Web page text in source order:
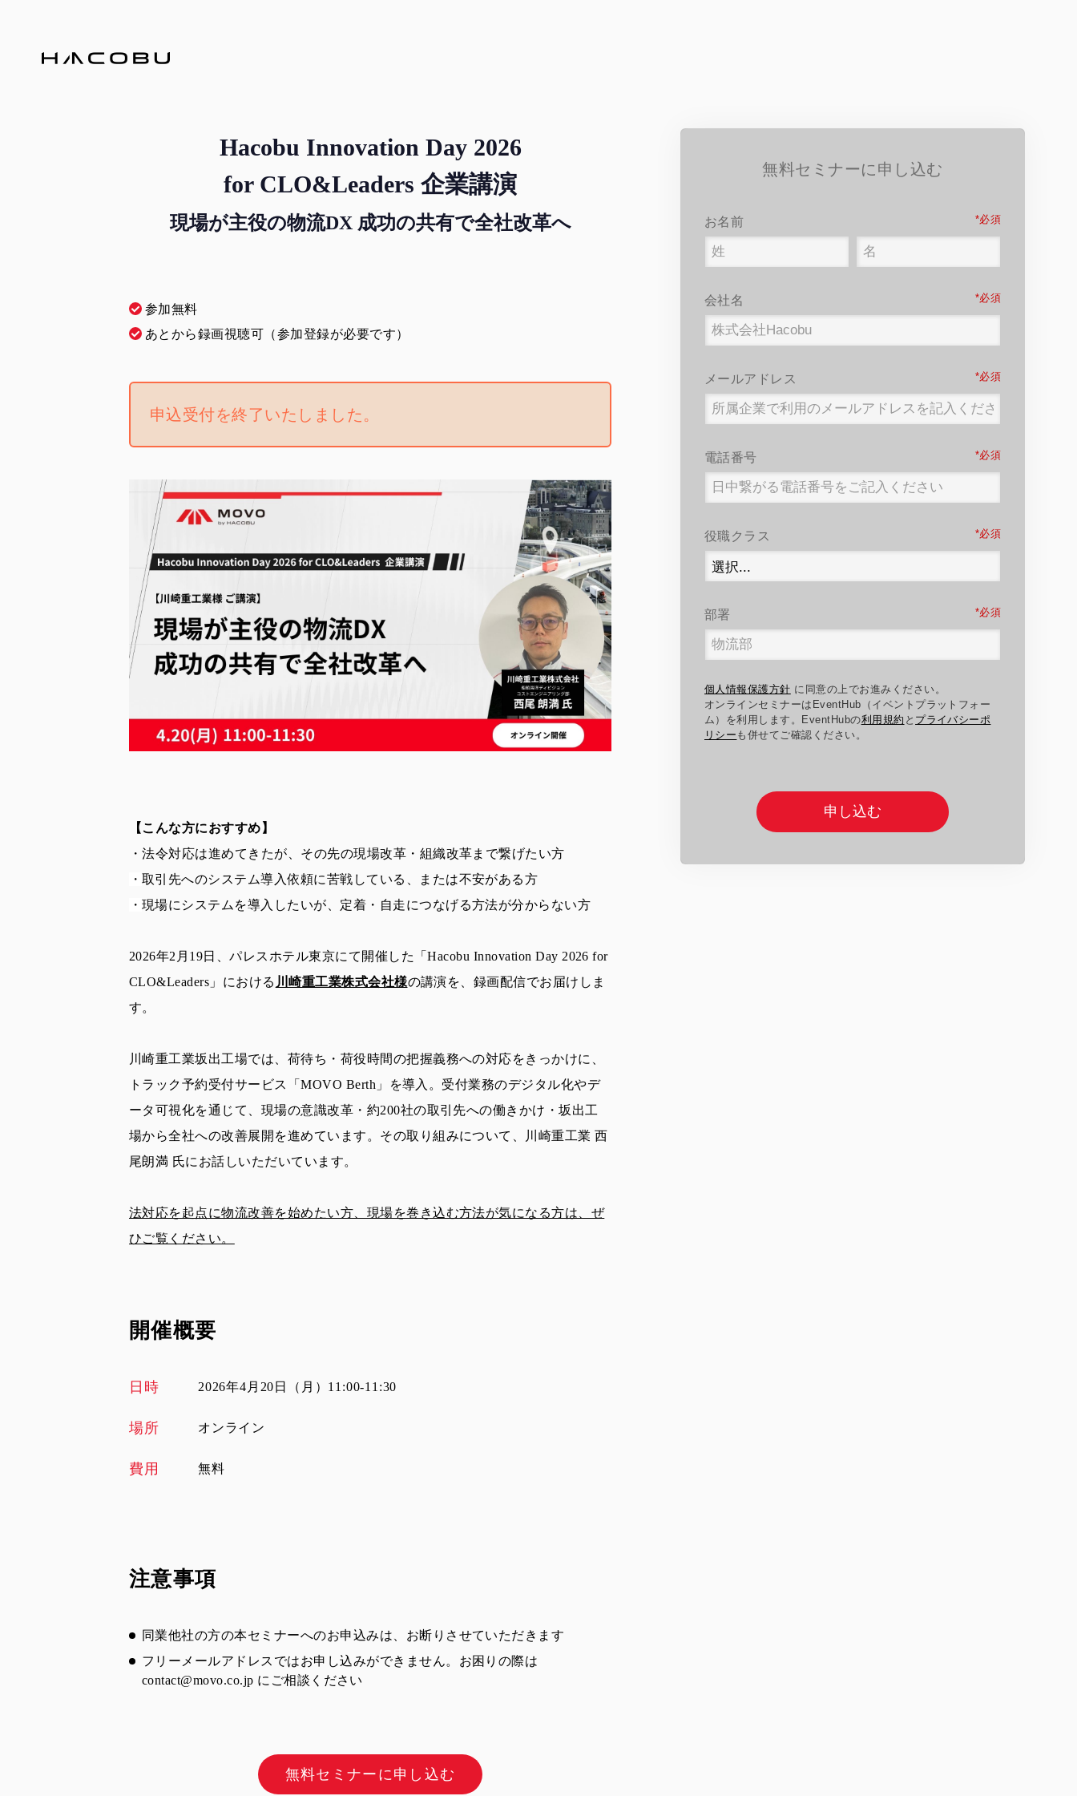
Hacobu Innovation Day 2026
for CLO&Leaders 企業講演
現場が主役の物流DX 成功の共有で全社改革へ
参加無料
あとから録画視聴可（参加登録が必要です）
申込受付を終了いたしました。
【こんな方におすすめ】
・法令対応は進めてきたが、その先の現場改革・組織改革まで繋げたい方
・ 取引先へのシステム導入依頼に苦戦している、または不安がある方
・ 現場にシステムを導入したいが、定着・自走につなげる方法が分からない方
2026年2月19日、パレスホテル東京にて開催した「Hacobu Innovation Day 2026 for
CLO&Leaders」における 川崎重工業株式会社様の講演を、録画配信でお届けしま
す。
川崎重工業坂出工場では、荷待ち・荷役時間の把握義務への対応をきっかけに、
トラック予約受付サービス「MOVO Berth」を導入。受付業務のデジタル化やデ
ータ可視化を通じて、現場の意識改革・約200社の取引先への働きかけ・坂出工
場から全社への改善展開を進めています。その取り組みについて、川崎重工業 西
尾朗満 氏にお話しいただいています。
法対応を起点に物流改善を始めたい方、現場を巻き込む方法が気になる方は、ぜ
ひご覧ください。
開催概要
日時 2026年4月20日（月）11:00-11:30
場所 オンライン
費用 無料
注意事項
同業他社の方の本セミナーへのお申込みは、お断りさせていただきます
フリーメールアドレスではお申し込みができません。お困りの際は
contact@movo.co.jp にご相談ください
無料セミナーに申し込む
無料セミナーに申し込む
お名前 *
*
会社名
*
メールアドレス
*
電話番号
*
役職クラス
*
部署
個人情報保護方針 に同意の上でお進みください。
オンラインセミナーはEventHub（イベントプラットフォー
ム）を利用します。EventHubの利用規約 と プライバシーポ
リシー も併せてご確認ください。
申し込む